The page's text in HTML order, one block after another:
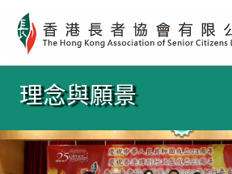
理念與願景